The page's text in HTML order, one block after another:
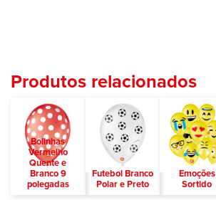
Produtos relacionados
Bolinhas
Vermelho
Quente e
Branco 9
polegadas
Futebol Branco
Polar e Preto
Emoções
Sortido